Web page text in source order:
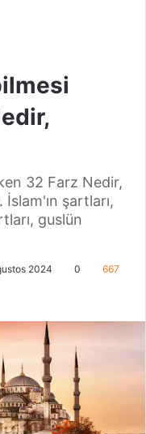
32 Farz Nedir,
şartları,
guslün
2024 0 667